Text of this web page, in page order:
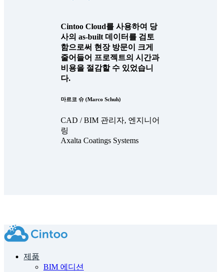
Cintoo Cloud를 사용하여 당
사의 as-built 데이터를 검토
함으로써 현장 방문이 크게
줄어들어 프로젝트의 시간과
비용을 절감할 수 있었습니
다.
마르코 슈 (Marco Schuh)
CAD / BIM 관리자, 엔지니어
링
Axalta Coatings Systems
제품
BIM 에디션